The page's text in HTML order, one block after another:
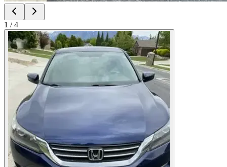
1 /4